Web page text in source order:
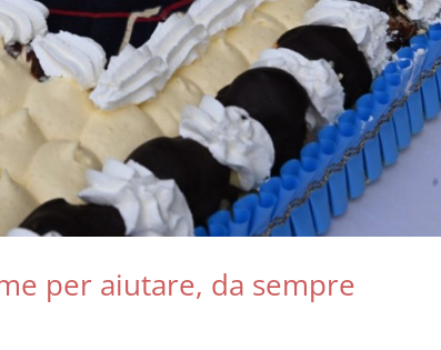
per aiutare, da sempre